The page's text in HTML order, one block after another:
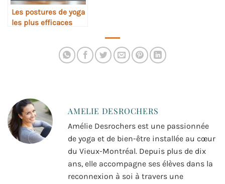
Les postures de yoga
les plus efficaces
AMELIE DESROCHERS
Amélie Desrochers est une passionnée
de yoga et de bien-être installée au cœur
du Vieux-Montréal. Depuis plus de dix
ans, elle accompagne ses élèves dans la
reconnexion à soi à travers une